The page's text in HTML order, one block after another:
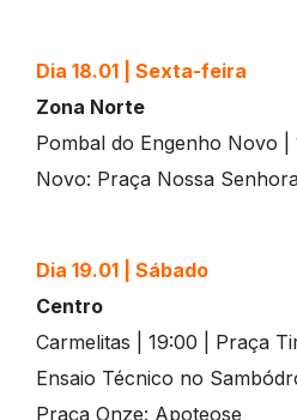
Dia 18.01 | Sexta-feira
Zona Norte
Pombal do Engenho Novo |
Novo: Praça Nossa
Dia 19.01 | Sábado
Centro
Carmelitas | 19:00 | Praça
Ensaio Técnico no
Praça Onze: Apoteose